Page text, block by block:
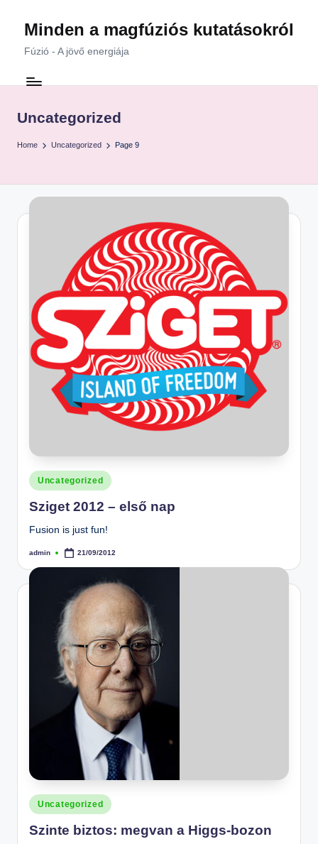
Minden a magfúziós kutatásokról
Fúzió - A jövő energiája
Uncategorized
Home Uncategorized Page 9
Posted
in
Uncategorized
Sziget 2012 – első nap
Fusion is just fun!
Posted
admin 21/09/2012
Posted
in
Uncategorized
Szinte biztos: megvan a Higgs-bozon